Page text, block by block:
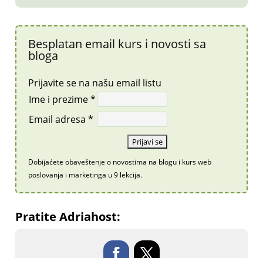
Besplatan email kurs i novosti sa
bloga
Prijavite se na našu email listu
Ime i prezime *
Email adresa *
Dobijaćete obaveštenje o novostima na blogu i kurs web
poslovanja i marketinga u 9 lekcija.
Pratite Adriahost: